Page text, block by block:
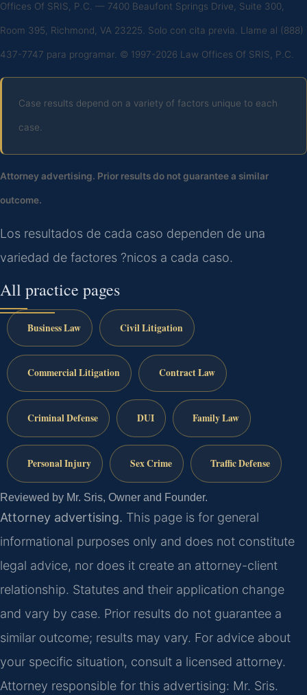
Offices Of SRIS, P.C. — 7400 Beaufont Springs Drive, Suite 300,
Room 395, Richmond, VA 23225. Solo con cita previa. Llame al (888)
437-7747 para programar. © 1997-2026 Law Offices Of SRIS, P.C.
Case results depend on a variety of factors unique to each
case.
Attorney advertising. Prior results do not guarantee a similar
outcome.
Los resultados de cada caso dependen de una
variedad de factores ?nicos a cada caso.
All practice pages
Business Law Civil Litigation
Commercial Litigation Contract Law
Criminal Defense DUI Family Law
Personal Injury Sex Crime Traffic Defense
Reviewed by Mr. Sris, Owner and Founder.
Attorney advertising. This page is for general
informational purposes only and does not constitute
legal advice, nor does it create an attorney-client
relationship. Statutes and their application change
and vary by case. Prior results do not guarantee a
similar outcome; results may vary. For advice about
your specific situation, consult a licensed attorney.
Attorney responsible for this advertising: Mr. Sris.